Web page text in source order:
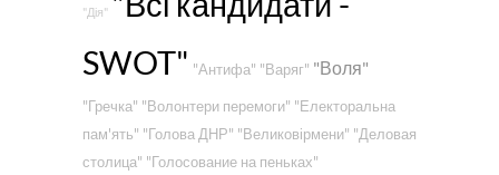
"Дія"
SWOT" "Антифа" "Варяг" "Воля"
"Гречка" "Волонтери перемоги" "Електоральна
пам'ять" "Голова ДНР" "Великовірмени" "Деловая
столица" "Голосование на пеньках"